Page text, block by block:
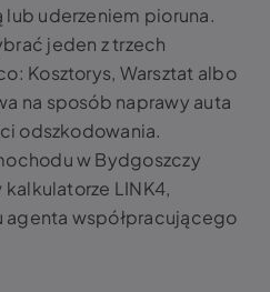
uderzeniem pioruna.
jeden z trzech
Kosztorys, Warsztat albo
na sposób naprawy auta
odszkodowania.
w Bydgoszczy
LINK4,
współpracującego